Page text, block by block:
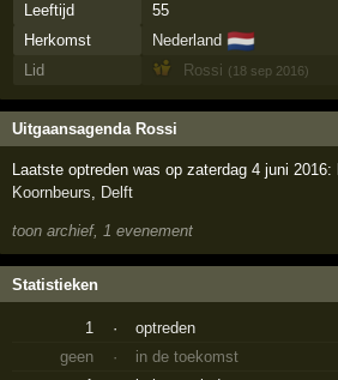
Leeftijd
55
Herkomst
Nederland 🇳🇱
Lid Rossi (18 sep 2016)
Uitgaansagenda Rossi
Laatste optreden was op zaterdag 4 juni 2016:
Koornbeurs, Delft
toon archief, 1 evenement
Statistieken
1 ·
optreden
geen
·
in de toekomst